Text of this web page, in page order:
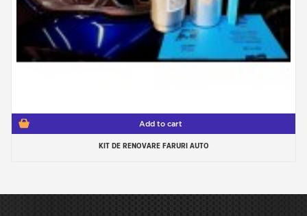
Add to cart
KIT DE RENOVARE FARURI AUTO